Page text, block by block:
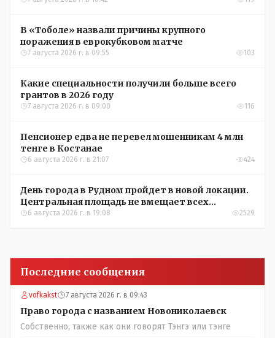
В «Тоболе» назвали причины крупного
поражения в еврокубковом матче
7 августа 2026 г. в 09:55 103
Какие специальности получили больше всего
грантов в 2026 году
7 августа 2026 г. в 09:00 116
Пенсионер едва не перевел мошенникам 4 млн
тенге в Костанае
6 августа 2026 г. в 21:07 424
День города в Рудном пройдет в новой локации.
Центральная площадь не вмещает всех
желающих
6 августа 2026 г. в 19:08 2529
Последние сообщения
vofkakst 7 августа 2026 г. в 09:43
Право города с названием Новониколаевск
Собственно, также как они говорят Тэнгэ или тэнге